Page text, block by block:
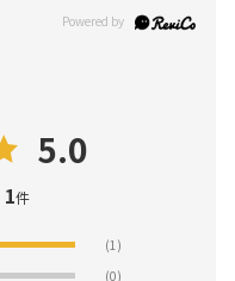
5.0
1件
(1)
(0)